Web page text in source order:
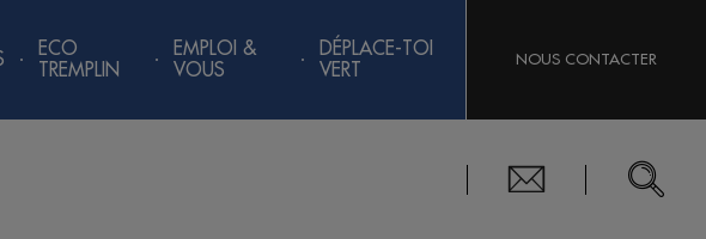
ECO
TREMPLIN
EMPLOI &
VOUS
DÉPLACE-TOI
VERT
NOUS CONTACTER